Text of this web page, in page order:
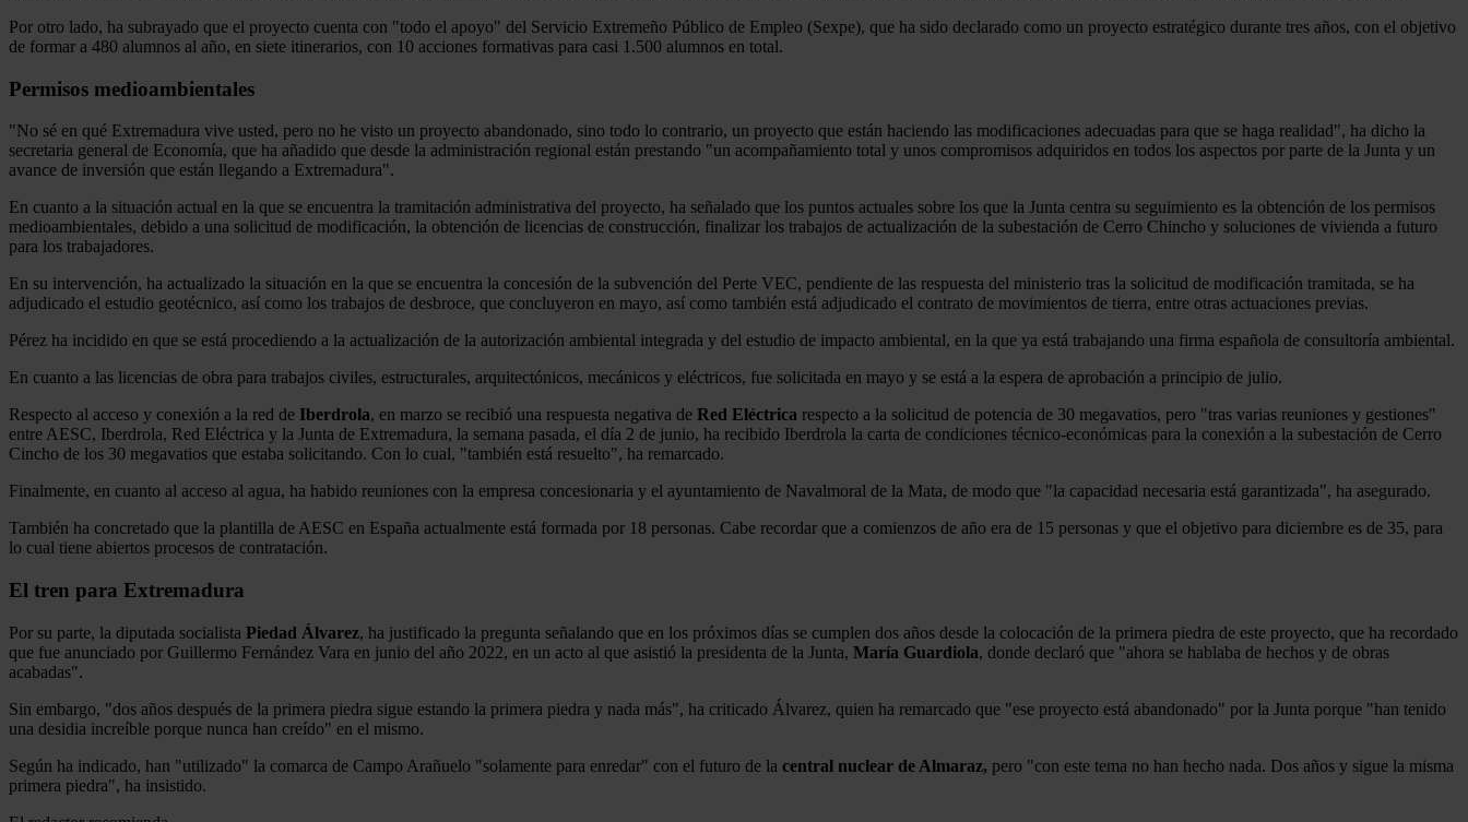
Por otro lado, ha subrayado que el proyecto cuenta con "todo el apoyo" del Servicio Extremeño Público de Empleo (Sexpe), que ha sido declarado como un proyecto estratégico durante tres años, con el objetivo
de formar a 480 alumnos al año, en siete itinerarios, con 10 acciones formativas para casi 1.500 alumnos en total.
Permisos medioambientales
"No sé en qué Extremadura vive usted, pero no he visto un proyecto abandonado, sino todo lo contrario, un proyecto que están haciendo las modificaciones adecuadas para que se haga realidad", ha dicho la
secretaria general de Economía, que ha añadido que desde la administración regional están prestando "un acompañamiento total y unos compromisos adquiridos en todos los aspectos por parte de la Junta y un
avance de inversión que están llegando a Extremadura".
En cuanto a la situación actual en la que se encuentra la tramitación administrativa del proyecto, ha señalado que los puntos actuales sobre los que la Junta centra su seguimiento es la obtención de los permisos
medioambientales, debido a una solicitud de modificación, la obtención de licencias de construcción, finalizar los trabajos de actualización de la subestación de Cerro Chincho y soluciones de vivienda a futuro
para los trabajadores.
En su intervención, ha actualizado la situación en la que se encuentra la concesión de la subvención del Perte VEC, pendiente de las respuesta del ministerio tras la solicitud de modificación tramitada, se ha
adjudicado el estudio geotécnico, así como los trabajos de desbroce, que concluyeron en mayo, así como también está adjudicado el contrato de movimientos de tierra, entre otras actuaciones previas.
Pérez ha incidido en que se está procediendo a la actualización de la autorización ambiental integrada y del estudio de impacto ambiental, en la que ya está trabajando una firma española de consultoría ambiental.
En cuanto a las licencias de obra para trabajos civiles, estructurales, arquitectónicos, mecánicos y eléctricos, fue solicitada en mayo y se está a la espera de aprobación a principio de julio.
Respecto al acceso y conexión a la red de Iberdrola, en marzo se recibió una respuesta negativa de Red Eléctrica respecto a la solicitud de potencia de 30 megavatios, pero "tras varias reuniones y gestiones"
entre AESC, Iberdrola, Red Eléctrica y la Junta de Extremadura, la semana pasada, el día 2 de junio, ha recibido Iberdrola la carta de condiciones técnico-económicas para la conexión a la subestación de Cerro
Cincho de los 30 megavatios que estaba solicitando. Con lo cual, "también está resuelto", ha remarcado.
Finalmente, en cuanto al acceso al agua, ha habido reuniones con la empresa concesionaria y el ayuntamiento de Navalmoral de la Mata, de modo que "la capacidad necesaria está garantizada", ha asegurado.
También ha concretado que la plantilla de AESC en España actualmente está formada por 18 personas. Cabe recordar que a comienzos de año era de 15 personas y que el objetivo para diciembre es de 35, para
lo cual tiene abiertos procesos de contratación.
El tren para Extremadura
Por su parte, la diputada socialista Piedad Álvarez, ha justificado la pregunta señalando que en los próximos días se cumplen dos años desde la colocación de la primera piedra de este proyecto, que ha recordado
que fue anunciado por Guillermo Fernández Vara en junio del año 2022, en un acto al que asistió la presidenta de la Junta, María Guardiola, donde declaró que "ahora se hablaba de hechos y de obras
acabadas".
Sin embargo, "dos años después de la primera piedra sigue estando la primera piedra y nada más", ha criticado Álvarez, quien ha remarcado que "ese proyecto está abandonado" por la Junta porque "han tenido
una desidia increíble porque nunca han creído" en el mismo.
Según ha indicado, han "utilizado" la comarca de Campo Arañuelo "solamente para enredar" con el futuro de la central nuclear de Almaraz, pero "con este tema no han hecho nada. Dos años y sigue la misma
primera piedra", ha insistido.